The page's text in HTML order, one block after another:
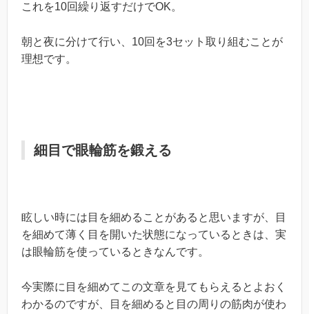
これを10回繰り返すだけでOK。
朝と夜に分けて行い、10回を3セット取り組むことが
理想です。
細目で眼輪筋を鍛える
眩しい時には目を細めることがあると思いますが、目
を細めて薄く目を開いた状態になっているときは、実
は眼輪筋を使っているときなんです。
今実際に目を細めてこの文章を見てもらえるとよおく
わかるのですが、目を細めると目の周りの筋肉が使わ